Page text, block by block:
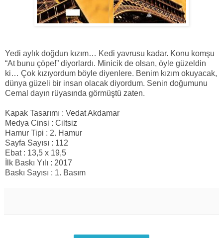
Yedi aylık doğdun kızım… Kedi yavrusu kadar. Konu komşu
“At bunu çöpe!” diyorlardı. Minicik de olsan, öyle güzeldin
ki… Çok kızıyordum böyle diyenlere. Benim kızım okuyacak,
dünya güzeli bir insan olacak diyordum. Senin doğumunu
Cemal dayın rüyasında görmüştü zaten.
Kapak Tasarımı : Vedat Akdamar
Medya Cinsi : Ciltsiz
Hamur Tipi : 2. Hamur
Sayfa Sayısı : 112
Ebat : 13,5 x 19,5
İlk Baskı Yılı : 2017
Baskı Sayısı : 1. Basım